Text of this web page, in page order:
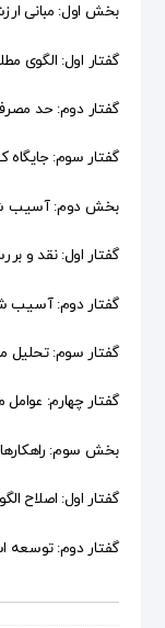
بخش اول: مبانی
گفتار اول: الگوی
گفتار دوم: حد
گفتار سوم:
بخش دوم: آسیب
گفتار اول: نقد و
گفتار دوم: آسیب
گفتار سوم: تحلیل
گفتار چهارم:
بخش سوم:
گفتار اول: اصلاح
گفتار دوم: توسعه